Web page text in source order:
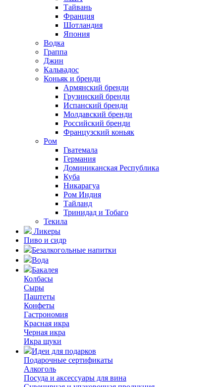
Тайвань
Франция
Шотландия
Япония
Водка
Граппа
Джин
Кальвадос
Коньяк и бренди
Армянский бренди
Грузинский бренди
Испанский бренди
Молдавский бренди
Российский бренди
Французский коньяк
Ром
Гватемала
Германия
Доминиканская Республика
Куба
Никарагуа
Ром Индия
Тайланд
Тринидад и Тобаго
Текила
Ликеры
Пиво и сидр
Безалкогольные напитки
Вода
Бакалея
Колбасы
Сыры
Паштеты
Конфеты
Гастрономия
Красная икра
Черная икра
Икра щуки
Идеи для подарков
Подарочные сертификаты
Алкоголь
Посуда и аксессуары для вина